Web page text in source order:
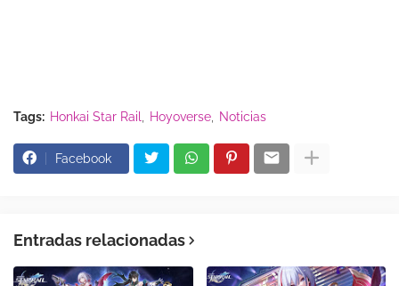
Tags: Honkai Star Rail Hoyoverse Noticias
Facebook
Entradas relacionadas